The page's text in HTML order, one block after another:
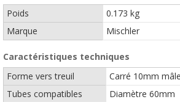
Poids
0.173 kg
Marque
Mischler
Caractéristiques techniques
Forme vers treuil
Carré 10mm mâle
Tubes compatibles
Diamètre 60mm